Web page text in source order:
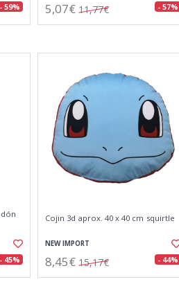
- 59% 5,07€ 11,77€ - 57%
- 45%
Cojin 3d aprox. 40 x 40 cm squirtle
NEW IMPORT
8,45€ 15,17€ - 44%